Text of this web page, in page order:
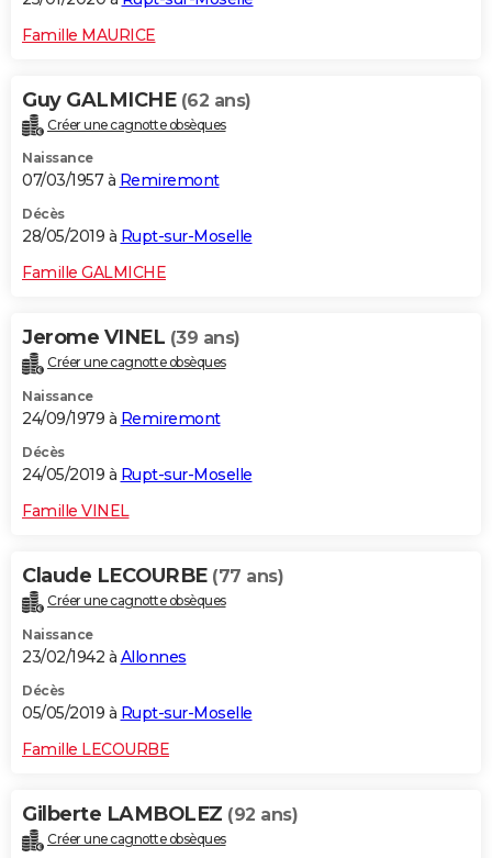
Famille MAURICE
Guy GALMICHE (62 ans)
Créer une cagnotte obsèques
Naissance
07/03/1957 à Remiremont
Décès
28/05/2019 à Rupt-sur-Moselle
Famille GALMICHE
Jerome VINEL (39 ans)
Créer une cagnotte obsèques
Naissance
24/09/1979 à Remiremont
Décès
24/05/2019 à Rupt-sur-Moselle
Famille VINEL
Claude LECOURBE (77 ans)
Créer une cagnotte obsèques
Naissance
23/02/1942 à Allonnes
Décès
05/05/2019 à Rupt-sur-Moselle
Famille LECOURBE
Gilberte LAMBOLEZ (92 ans)
Créer une cagnotte obsèques